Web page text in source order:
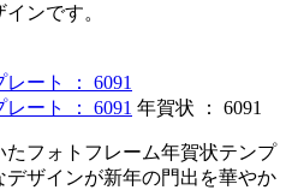
ンです。
年賀状 ： 6091
フォトフレーム年賀状テンプ
ザインが新年の門出を華やか